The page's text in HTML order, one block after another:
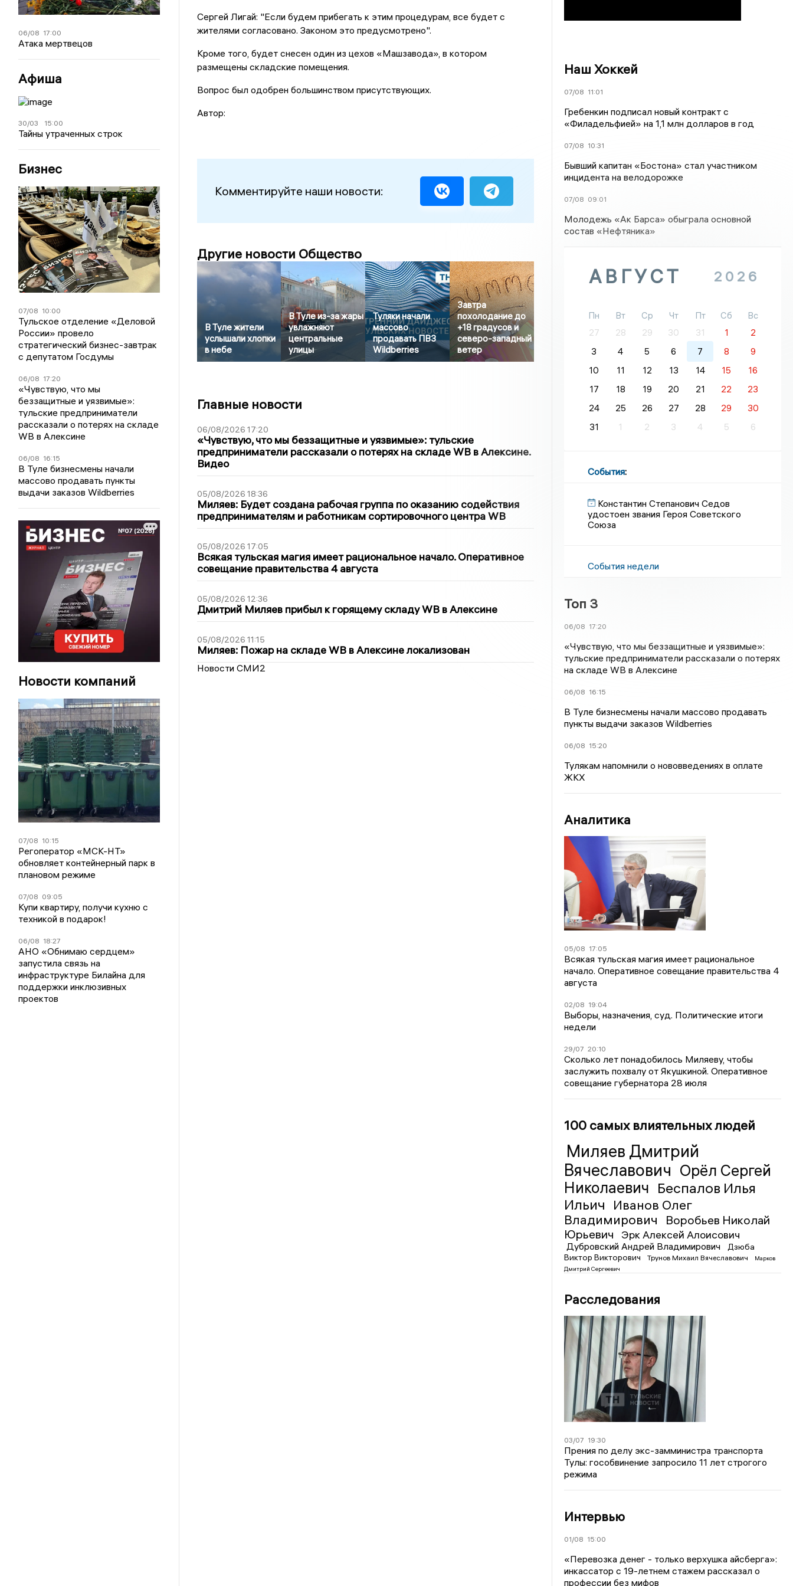
06/08 17:00
Атака мертвецов
Афиша
30/03 15:00
Тайны утраченных строк
Бизнес
07/08 10:00
Тульское отделение «Деловой
России» провело
стратегический бизнес-завтрак
с депутатом Госдумы
06/08 17:20
«Чувствую, что мы
беззащитные и уязвимые»:
тульские предприниматели
рассказали о потерях на складе
WB в Алексине
06/08 16:15
В Туле бизнесмены начали
массово продавать пункты
выдачи заказов Wildberries
Новости компаний
07/08 10:15
Регоператор «МСК-НТ»
обновляет контейнерный парк в
плановом режиме
07/08 09:05
Купи квартиру, получи кухню с
техникой в подарок!
06/08 18:27
АНО «Обнимаю сердцем»
запустила связь на
инфраструктуре Билайна для
поддержки инклюзивных
проектов
Сергей Лигай: "Если будем прибегать к этим процедурам, все будет с
жителями согласовано. Законом это предусмотрено".
Кроме того, будет снесен один из цехов «Машзавода», в котором
размещены складские помещения.
Вопрос был одобрен большинством присутствующих.
Автор:
Комментируйте наши новости:
Другие новости Общество
В Туле жители
услышали хлопки
в небе
В Туле из-за жары
увлажняют
центральные
улицы
Туляки начали
массово
продавать ПВЗ
Wildberries
Завтра
похолодание до
+18 градусов и
северо-западный
ветер
Главные новости
06/08/2026 17:20
«Чувствую, что мы беззащитные и уязвимые»: тульские
предприниматели рассказали о потерях на складе WB в Алексине.
Видео
05/08/2026 18:36
Миляев: Будет создана рабочая группа по оказанию содействия
предпринимателям и работникам сортировочного центра WB
05/08/2026 17:05
Всякая тульская магия имеет рациональное начало. Оперативное
совещание правительства 4 августа
05/08/2026 12:36
Дмитрий Миляев прибыл к горящему складу WB в Алексине
05/08/2026 11:15
Миляев: Пожар на складе WB в Алексине локализован
Новости СМИ2
Наш Хоккей
07/08 11:01
Гребенкин подписал новый контракт с
«Филадельфией» на 1,1 млн долларов в год
07/08 10:31
Бывший капитан «Бостона» стал участником
инцидента на велодорожке
07/08 09:01
Молодежь «Ак Барса» обыграла основной
состав «Нефтяника»
АВГУСТ 2026
Пн Вт Ср Чт Пт Сб
Вс
27
28 29 30 31 1
2
3
4 5 6 7 8
9
10
11 12 13 14 15
16
17
18 19 20 21 22
23
24
25 26 27 28 29
30
31
1 2 3 4 5 6
События:
Константин Степанович Седов
удостоен звания Героя Советского
Союза
События недели
Топ 3
06/08 17:20
«Чувствую, что мы беззащитные и уязвимые»:
тульские предприниматели рассказали о потерях
на складе WB в Алексине
06/08 16:15
В Туле бизнесмены начали массово продавать
пункты выдачи заказов Wildberries
06/08 15:20
Тулякам напомнили о нововведениях в оплате
ЖКХ
Аналитика
05/08 17:05
Всякая тульская магия имеет рациональное
начало. Оперативное совещание правительства 4
августа
02/08 19:04
Выборы, назначения, суд. Политические итоги
недели
29/07 20:10
Сколько лет понадобилось Миляеву, чтобы
заслужить похвалу от Якушкиной. Оперативное
совещание губернатора 28 июля
100 самых влиятельных людей
Миляев Дмитрий
Вячеславович Орёл Сергей
Николаевич Беспалов Илья
Ильич
Иванов Олег
Владимирович
Воробьев Николай
Юрьевич
Эрк Алексей Алоисович
Дубровский Андрей Владимирович
Дзюба
Виктор Викторович
Трунов Михаил Вячеславович
Марков
Дмитрий Сергеевич
Расследования
03/07 19:30
Прения по делу экс-замминистра транспорта
Тулы: гособвинение запросило 11 лет строгого
режима
Интервью
01/08 15:00
«Перевозка денег - только верхушка айсберга»:
инкассатор с 19-летнем стажем рассказал о
профессии без мифов